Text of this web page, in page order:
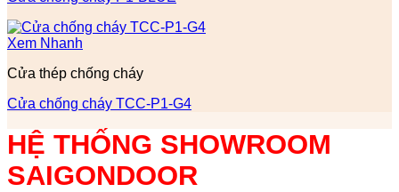
Xem Nhanh
Cửa thép chống cháy
Cửa chống cháy TCC-P1-G4
HỆ THỐNG SHOWROOM
SAIGONDOOR